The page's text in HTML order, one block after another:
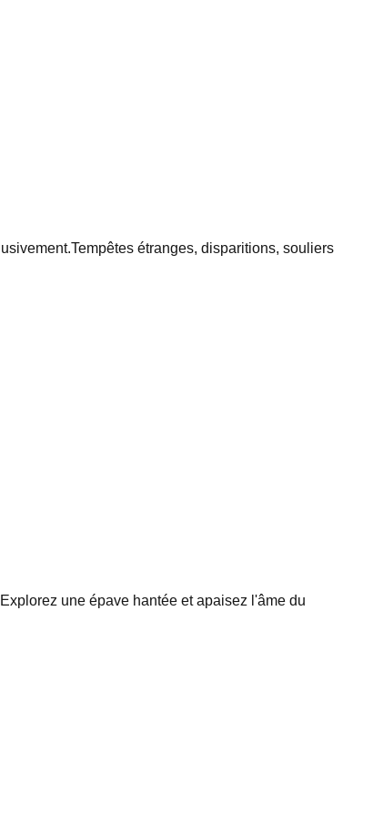
Tempêtes étranges, disparitions, souliers
Explorez une épave hantée et apaisez l'âme du